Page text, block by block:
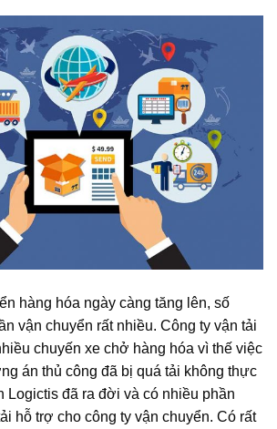
hàng hóa ngày càng tăng lên, số
vận chuyển rất nhiều. Công ty vận tải
chuyến xe chở hàng hóa vì thế việc
án thủ công đã bị quá tải không thực
đã ra đời và có nhiều phần
hỗ trợ cho công ty vận chuyển. Có rất